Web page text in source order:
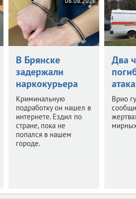
В Брянске
задержали
наркокурьера
Криминальную
подработку он нашел в
интернете. Ездил по
стране, пока не
попался в нашем
городе.
Два
Врио